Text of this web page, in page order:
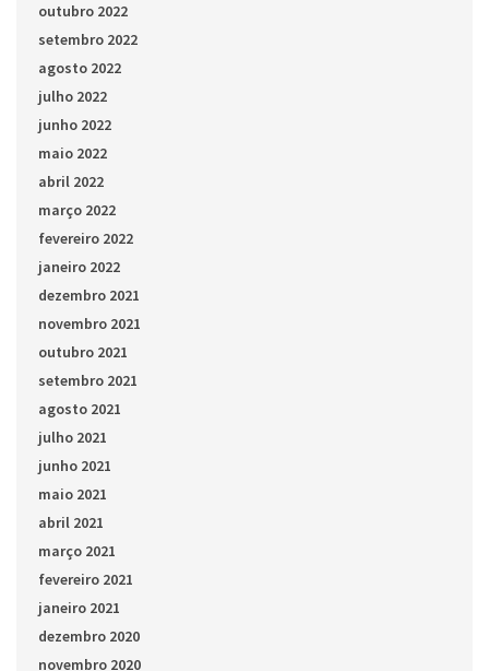
outubro 2022
setembro 2022
agosto 2022
julho 2022
junho 2022
maio 2022
abril 2022
março 2022
fevereiro 2022
janeiro 2022
dezembro 2021
novembro 2021
outubro 2021
setembro 2021
agosto 2021
julho 2021
junho 2021
maio 2021
abril 2021
março 2021
fevereiro 2021
janeiro 2021
dezembro 2020
novembro 2020